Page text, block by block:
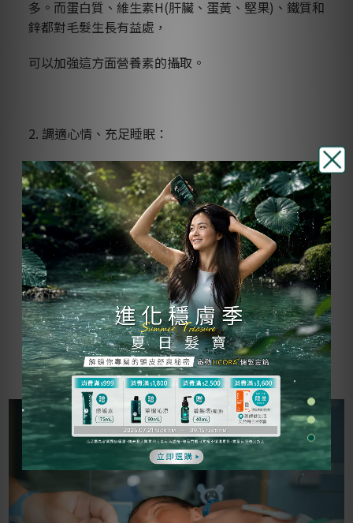
多。而蛋白質、維生素H(肝臟、蛋黃、堅果)、鐵質和
鋅都對毛髮生長有益處，
可以加強這方面營養素的攝取。
2. 調適心情、充足睡眠：
產後媽咪要學習及照顧寶寶的各種需求、生活作息被
打亂、面對許多大小壓力，已經夠勞心傷神了，就別
再煩惱落髮的事情。
可以平常心看待，想像這些落髮是懷孕期間本來就該
掉落，但集中在產後補掉的。避免緊張的心理狀態，
充足睡眠，
讓身體處於正常的新陳代謝狀態，頭皮血液供應順
暢，也才能有健康的毛髮長出。